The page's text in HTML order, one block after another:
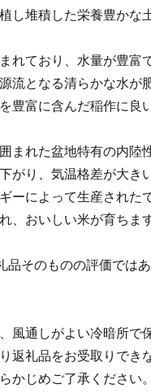
し堆積した栄養豊かな
れており、水量が豊富
流となる清らかな水が
豊富に含んだ稲作に良
まれた盆地特有の内陸
がり、気温格差が大き
ーによって生産された
、おいしい米が育ちます
そのものの評価ではあ
風通しがよい冷暗所で
返礼品をお受取りでき
かじめご了承ください。